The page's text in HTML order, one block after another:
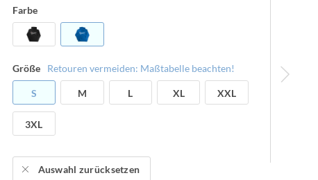
Farbe
Größe Retouren vermeiden: Maßtabelle beachten!
S M L XL XXL
3XL
Auswahl zurücksetzen